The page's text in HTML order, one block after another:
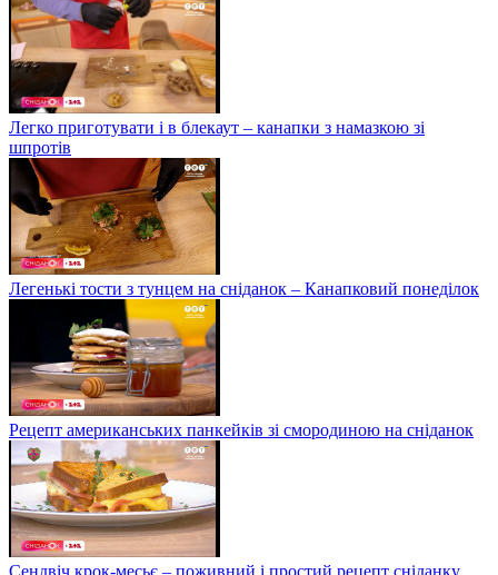
Легко приготувати і в блекаут – канапки з намазкою зі
шпротів
Легенькі тости з тунцем на сніданок – Канапковий понеділок
Рецепт американських панкейків зі смородиною на сніданок
Сендвіч крок-месьє – поживний і простий рецепт сніданку